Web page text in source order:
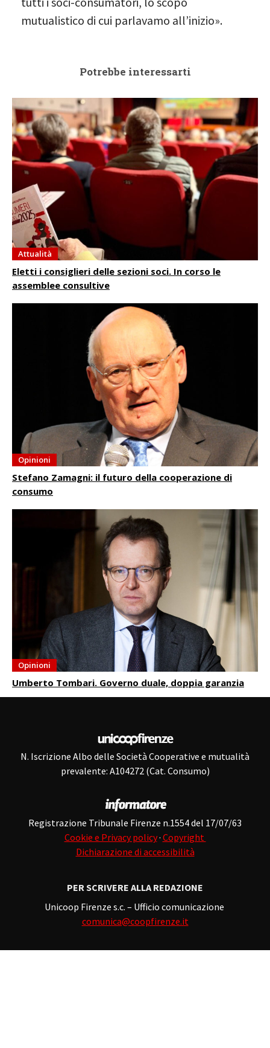
mutualistico di cui parlavamo all’inizio».
Potrebbe interessarti
Attualità
Eletti i consiglieri delle sezioni soci. In corso le
assemblee consultive
Opinioni
Stefano Zamagni: il futuro della cooperazione di
consumo
Opinioni
Umberto Tombari. Governo duale, doppia garanzia
N. Iscrizione Albo delle Società Cooperative e mutualità
prevalente: A104272 (Cat. Consumo)
Registrazione Tribunale Firenze n.1554 del 17/07/63
Cookie e Privacy policy· Copyright
Dichiarazione di accessibilità
PER SCRIVERE ALLA REDAZIONE
Unicoop Firenze s.c. – Ufficio comunicazione
comunica@coopfirenze.it